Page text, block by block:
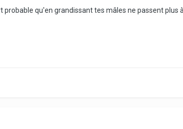
qu'en grandissant tes mâles ne passent